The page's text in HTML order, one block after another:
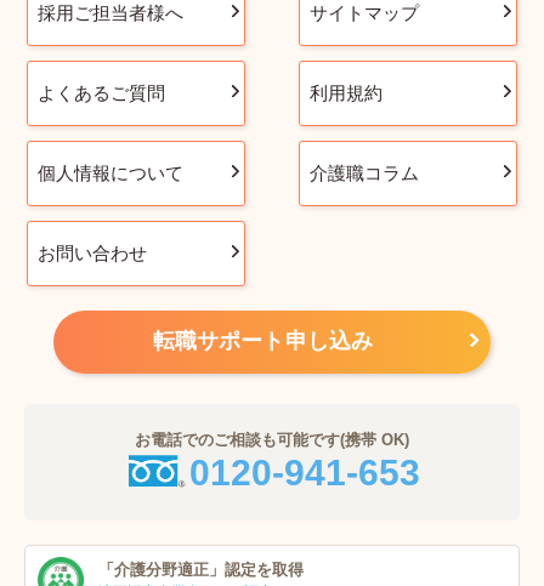
採用ご担当者様へ サイトマップ
よくあるご質問 利用規約
個人情報について 介護職コラム
お問い合わせ
転職サポート申し込み
お電話でのご相談も可能です(携帯 OK)
0120-941-653
「介護分野適正」 認定を取得